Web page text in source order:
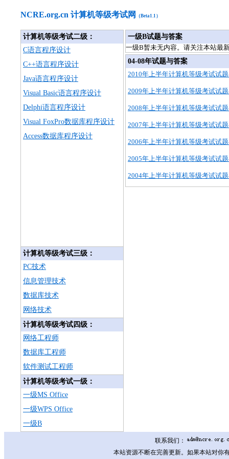
NCRE.org.cn 计算机等级考试网 （Beta1.1）
计算机等级考试二级：
C语言程序设计
C++语言程序设计
Java语言程序设计
Visual Basic语言程序设计
Delphi语言程序设计
Visual FoxPro数据库程序设计
Access数据库程序设计
计算机等级考试三级：
PC技术
信息管理技术
数据库技术
网络技术
计算机等级考试四级：
网络工程师
数据库工程师
软件测试工程师
计算机等级考试一级：
一级MS Office
一级WPS Office
一级B
一级B试题与答案
一级B暂未无内容。请关注本站最
04-08年试题与答案
2010年上半年计算机等级考试试
2009年上半年计算机等级考试试
2008年上半年计算机等级考试试
2007年上半年计算机等级考试试
2006年上半年计算机等级考试试
2005年上半年计算机等级考试试
2004年上半年计算机等级考试试
联系我们：
本站资源不断在完善更新。如果本站对你